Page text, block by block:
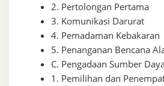
2. Pertolongan Pertama
3. Komunikasi Darurat
4. Pemadaman Kebakaran
5. Penanganan Bencana
C. Pengadaan Sumber
1. Pemilihan dan